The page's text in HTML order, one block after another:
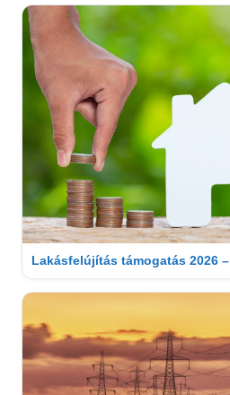
Lakásfelújítás támogatás 2026